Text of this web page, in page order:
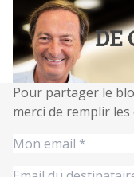
contenu
principal
Pour partager le
merci de remplir les